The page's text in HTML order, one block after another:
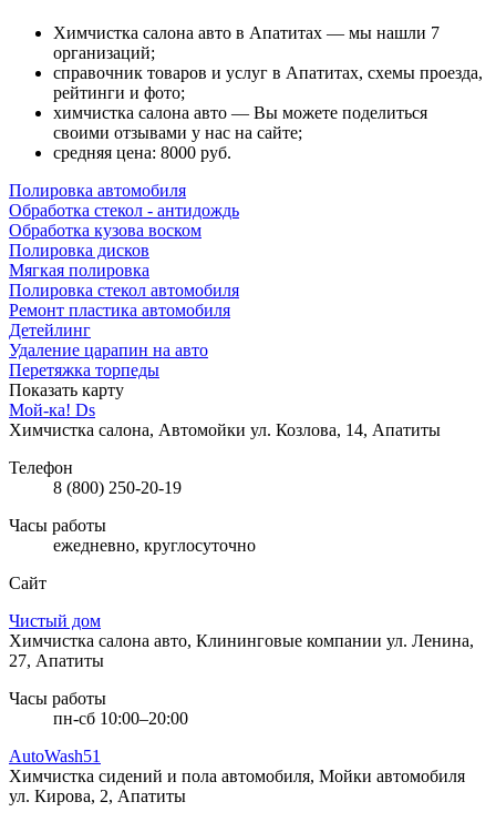
Химчистка салона авто в Апатитах — мы нашли 7
организаций;
справочник товаров и услуг в Апатитах, схемы проезда,
рейтинги и фото;
химчистка салона авто — Вы можете поделиться
своими отзывами у нас на сайте;
cредняя цена: 8000 руб.
Полировка автомобиля
Обработка стекол - антидождь
Обработка кузова воском
Полировка дисков
Мягкая полировка
Полировка стекол автомобиля
Ремонт пластика автомобиля
Детейлинг
Удаление царапин на авто
Перетяжка торпеды
Показать карту
Мой-ка! Ds
Химчистка салона, Автомойки ул. Козлова, 14, Апатиты
Телефон
8 (800) 250-20-19
Часы работы
ежедневно, круглосуточно
Сайт
Чистый дом
Химчистка салона авто, Клининговые компании ул. Ленина,
27, Апатиты
Часы работы
пн-сб 10:00–20:00
AutoWash51
Химчистка сидений и пола автомобиля, Мойки автомобиля
ул. Кирова, 2, Апатиты